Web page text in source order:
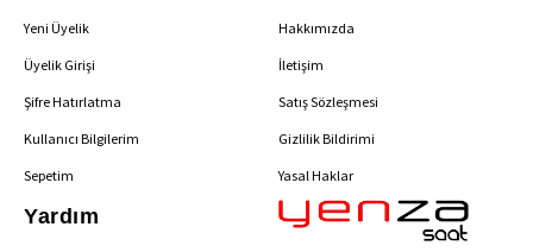
Yeni Üyelik
Üyelik Girişi
Şifre Hatırlatma
Kullanıcı Bilgilerim
Sepetim
Hakkımızda
İletişim
Satış Sözleşmesi
Gizlilik Bildirimi
Yasal Haklar
Yardım